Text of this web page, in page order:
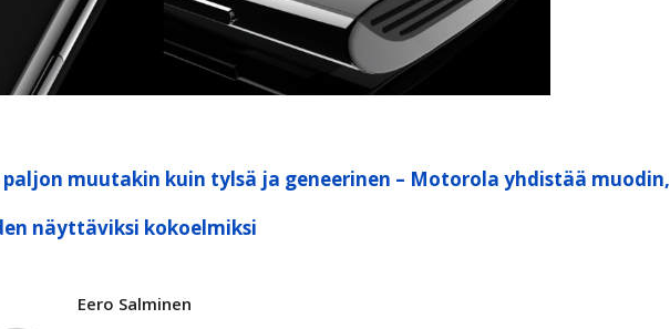
paljon muutakin kuin tylsä ja geneerinen – Motorola yhdistää muodin,
näyttäviksi kokoelmiksi
Eero Salminen